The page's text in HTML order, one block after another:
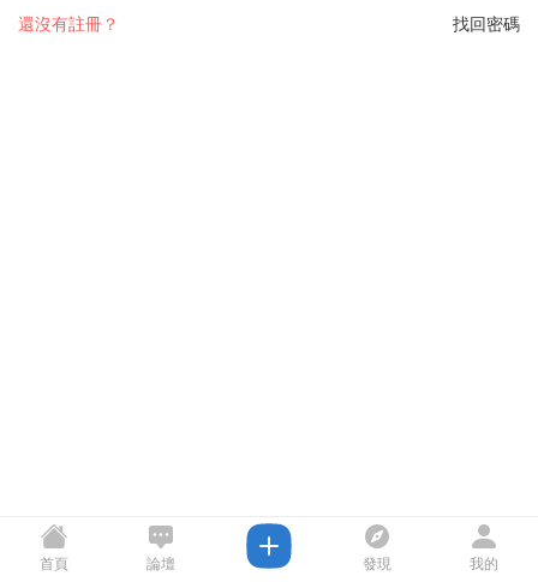
找回密碼
還沒有註冊？
首頁 論壇 發現 我的